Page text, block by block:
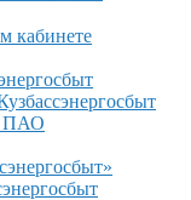
кабинете
ПАО